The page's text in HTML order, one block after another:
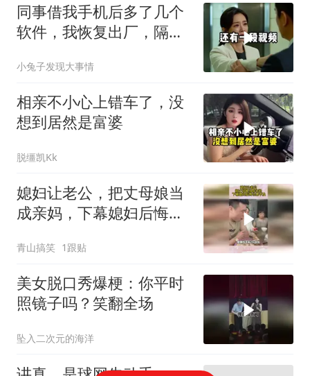
同事借我手机后多了几个
软件，我恢复出厂，隔壁
小兔子发现大事情
相亲不小心上错车了，没
想到居然是富婆
脱缰凯Kk
媳妇让老公，把丈母娘当
成亲妈，下幕媳妇后悔也
青山搞笑 1跟贴
美女脱口秀爆梗：你平时
照镜子吗？笑翻全场
坠入二次元的海洋